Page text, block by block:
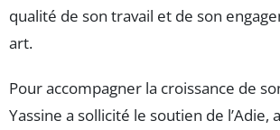
qualité de son travail et de son
art.
Pour accompagner la croissance de
Yassine a sollicité le soutien de l’Adie,